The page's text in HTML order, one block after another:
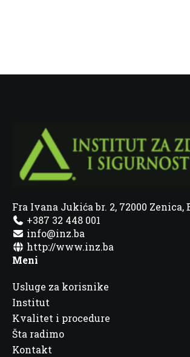
Fra Ivana Jukića br. 2, 72000 Zenica,
+387 32 448 001
info@inz.ba
http://www.inz.ba
Meni
Usluge za korisnike
Institut
Kvalitet i procedure
Šta radimo
Kontakt